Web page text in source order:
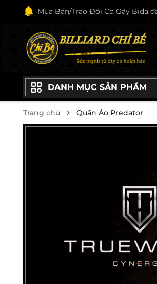
Mua Bán/Trao Đổi Cơ Gậy Bida
DANH MỤC SẢN PHẨM
Trang chủ Quần Áo Predator